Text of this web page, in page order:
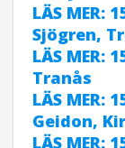
LÄS MER:
Sjögren,
LÄS MER:
Tranås
LÄS MER:
Geidon,
LÄS